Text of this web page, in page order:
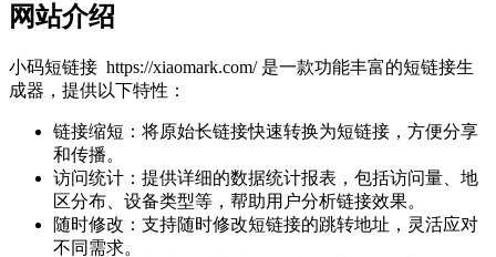
网站介绍
小码短链接 https://xiaomark.com/ 是一款功能丰富的短链接生
成器，提供以下特性：
链接缩短：将原始长链接快速转换为短链接，方便分享
和传播。
访问统计：提供详细的数据统计报表，包括访问量、地
区分布、设备类型等，帮助用户分析链接效果。
随时修改：支持随时修改短链接的跳转地址，灵活应对
不同需求。